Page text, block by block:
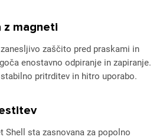
z magneti
zaščito pred praskami in
enostavno odpiranje in zapiranje.
pritrditev in hitro uporabo.
Shell sta zasnovana za popolno